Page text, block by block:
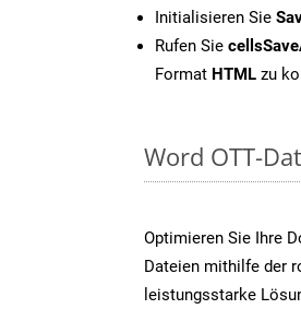
Initialisieren Sie
Rufen Sie
Format HTML zu
Word OTT-
Optimieren Sie Ihre
Dateien mithilfe der
leistungsstarke